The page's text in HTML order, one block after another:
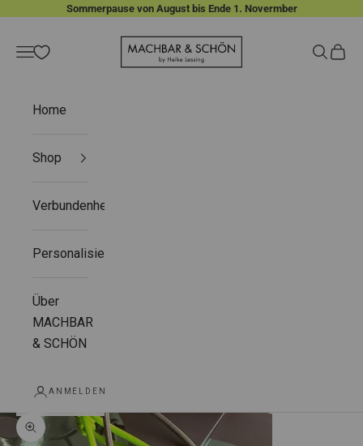
Zum Inhalt springenSommerpause von August bis Ende 1. Novermber
MACHBAR & SCHÖN
Menü
Suchen
Home
Shop
Verbundenheit
Personalisieren
Über
MACHBAR
& SCHÖN
ANMELDEN
Bild vergrößern